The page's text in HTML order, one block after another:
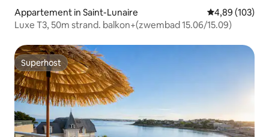
Appartement in Saint-Lunaire Gemiddelde
4,89 (103)
Luxe T3, 50m strand. balkon+(zwembad 15.06/15.09)
Superhost
Superhost